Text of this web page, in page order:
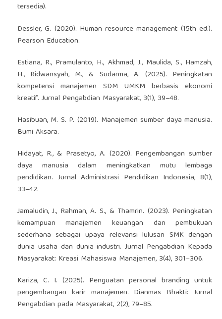
tersedia).
Dessler, G. (2020). Human resource management (15th ed.).
Pearson Education.
Estiana, R., Pramulanto, H., Akhmad, J., Maulida, S., Hamzah,
H., Ridwansyah, M., & Sudarma, A. (2025). Peningkatan
kompetensi manajemen SDM UMKM berbasis ekonomi
kreatif. Jurnal Pengabdian Masyarakat, 3(1), 39–48.
Hasibuan, M. S. P. (2019). Manajemen sumber daya manusia.
Bumi Aksara.
Hidayat, R., & Prasetyo, A. (2020). Pengembangan sumber
daya manusia dalam meningkatkan mutu lembaga
pendidikan. Jurnal Administrasi Pendidikan Indonesia, 8(1),
33–42.
Jamaludin, J., Rahman, A. S., & Thamrin. (2023). Peningkatan
kemampuan manajemen keuangan dan pembukuan
sederhana sebagai upaya relevansi lulusan SMK dengan
dunia usaha dan dunia industri. Jurnal Pengabdian Kepada
Masyarakat: Kreasi Mahasiswa Manajemen, 3(4), 301–306.
Kariza, C. I. (2025). Penguatan personal branding untuk
pengembangan karir manajemen. Dianmas Bhakti: Jurnal
Pengabdian pada Masyarakat, 2(2), 79–85.